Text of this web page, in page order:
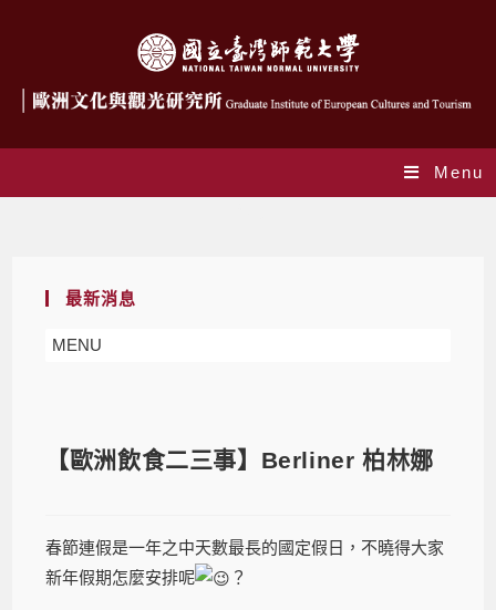
Menu
最新消息
MENU
【歐洲飲食二三事】Berliner 柏林娜
春節連假是一年之中天數最長的國定假日，不曉得大家
新年假期怎麼安排呢
？